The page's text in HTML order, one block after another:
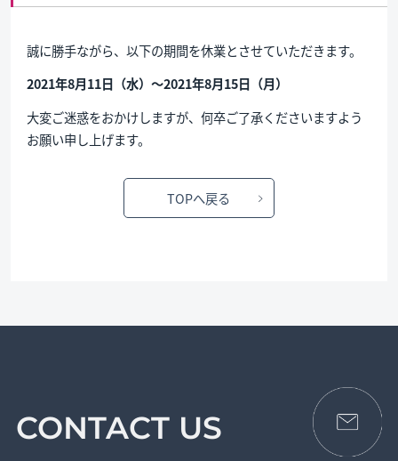
誠に勝手ながら、以下の期間を休業とさせていただきます。
2021年8月11日（水）～2021年8月15日（月）
大変ご迷惑をおかけしますが、何卒ご了承くださいますよう
お願い申し上げます。
TOPへ戻る
CONTACT US